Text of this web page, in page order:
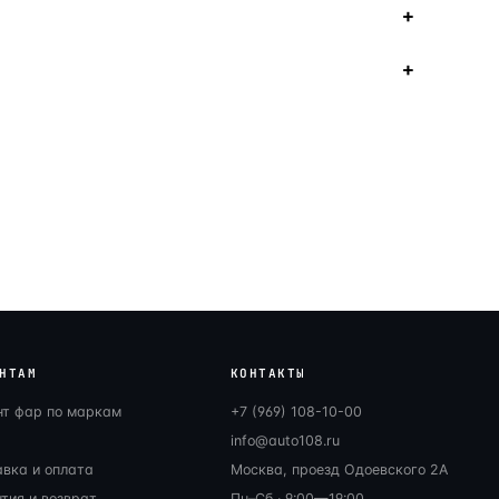
фар по маркам
и оплата
КОНТАКТЫ
+7 (969) 108-10-00
info@auto108.ru
Москва, проезд Одоевского 2А